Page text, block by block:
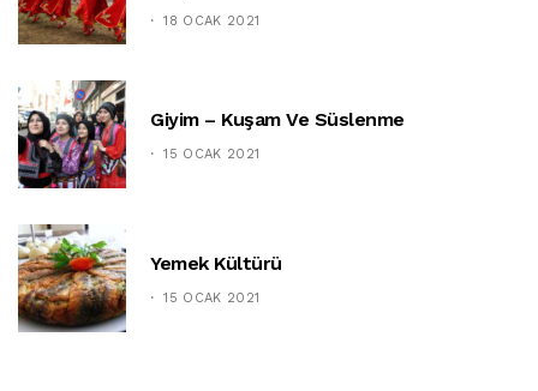
18 OCAK 2021
Giyim – Kuşam Ve Süslenme
15 OCAK 2021
Yemek Kültürü
15 OCAK 2021